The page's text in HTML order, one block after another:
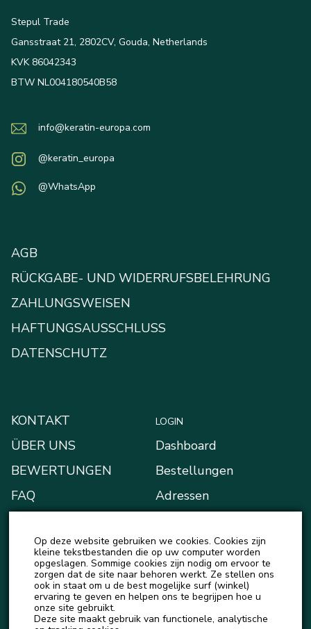
Stepul Trade
Gansstraat 21, 2802CV, Gouda, Netherlands
KVK 86042343
BTW NL004180540B58
info@keratin-europa.com
@keratin_europa
@WhatsApp
AGB
RÜCKGABE- UND WIDERRUFSBELEHRUNG
ZAHLUNGSWEISEN
HAFTUNGSAUSSCHLUSS
DATENSCHUTZ
KONTAKT
ÜBER UNS
BEWERTUNGEN
FAQ
NEUIGKEITEN
LOGIN
Dashboard
Bestellungen
Adressen
Mein Portemonnaie
Kontodetails
Ausloggen
Op deze website gebruiken we cookies. Cookies zijn
kleine tekstbestanden die op uw computer worden
opgeslagen. Sommige cookies zijn nodig om ervoor te
zorgen dat de site naar behoren werkt. Ze stellen ons
ook in staat om u de best mogelijke surf (winkel)
ervaring te geven en helpen ons te begrijpen hoe u
onze site gebruikt.
Deze site maakt gebruik van functionele, analytische